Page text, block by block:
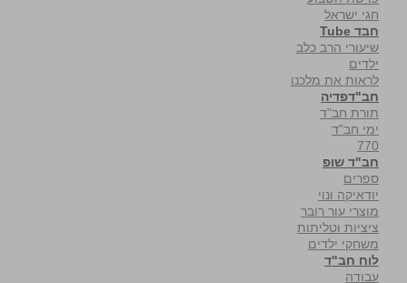
חגי ישראל
חבד Tube
שיעורי הרב כלב
ילדים
לראות את מלכנו
חב"דפדיה
תורת חב"ד
ימי חב"ד
770
חב"ד שופ
ספרים
יודאיקה ונוי
מוצרי עור רובר
ציציות וטליתות
משחקי ילדים
לוח חב"ד
עבודה